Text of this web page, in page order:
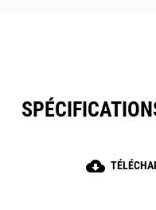
cloud_download